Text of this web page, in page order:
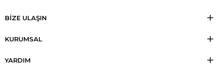
BİZE ULAŞIN
KURUMSAL
YARDIM